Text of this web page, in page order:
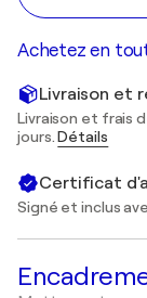
Achetez en
Livraison et
Livraison et frais
jours.Détails
Certificat
Signé et inclus